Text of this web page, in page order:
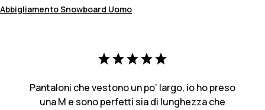
Abbigliamento Snowboard Uomo
Pantaloni che vestono un po’ largo, io ho preso
una M e sono perfetti sia di lunghezza che